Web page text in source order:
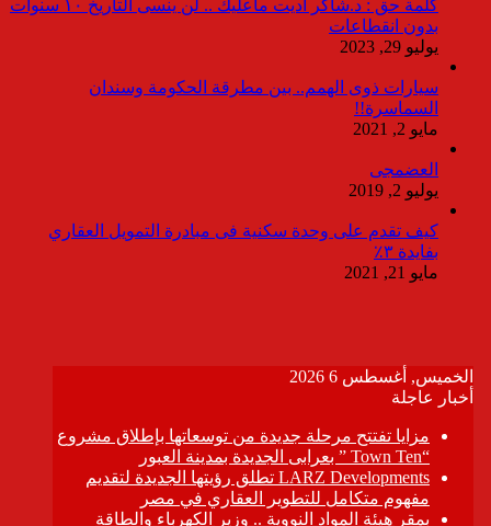
كلمة حق : د.شاكر أديت ماعليك .. لن ينسى التاريخ ١٠ سنوات
بدون انقطاعات
يوليو 29, 2023
سيارات ذوى الهمم.. بين مطرقة الحكومة وسندان
السماسرة!!
مايو 2, 2021
العضمجى
يوليو 2, 2019
كيف تقدم على وحدة سكنية فى مبادرة التمويل العقاري
بفايدة ٣٪
مايو 21, 2021